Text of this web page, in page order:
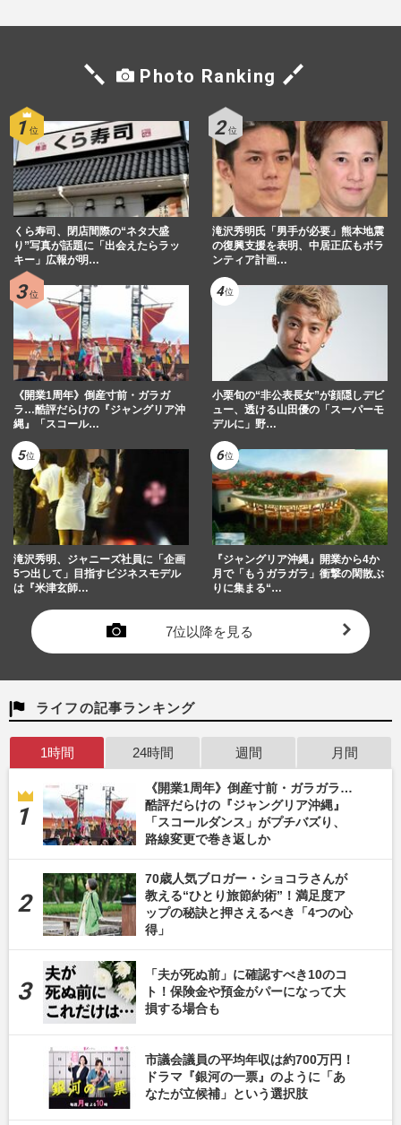
Photo Ranking
くら寿司、閉店間際の“ネタ大盛
り”写真が話題に「出会えたらラッ
キー」広報が明…
滝沢秀明氏「男手が必要」熊本地震
の復興支援を表明、中居正広もボラ
ンティア計画…
《開業1周年》倒産寸前・ガラガ
ラ…酷評だらけの『ジャングリア沖
縄』「スコール…
小栗旬の“非公表長女”が顔隠しデビ
ュー、透ける山田優の「スーパーモ
デルに」野…
滝沢秀明、ジャニーズ社員に「企画
5つ出して」目指すビジネスモデル
は『米津玄師…
『ジャングリア沖縄』開業から4か
月で「もうガラガラ」衝撃の閑散ぶ
りに集まる“…
7位以降を見る
ライフの記事ランキング
1時間 24時間 週間 月間
《開業1周年》倒産寸前・ガラガラ…
酷評だらけの『ジャングリア沖縄』
「スコールダンス」がプチバズり、
路線変更で巻き返しか
70歳人気ブロガー・ショコラさんが
教える“ひとり旅節約術”！満足度ア
ップの秘訣と押さえるべき「4つの心
得」
「夫が死ぬ前」に確認すべき10のコ
ト！保険金や預金がパーになって大
損する場合も
市議会議員の平均年収は約700万円！
ドラマ『銀河の一票』のように「あ
なたが立候補」という選択肢